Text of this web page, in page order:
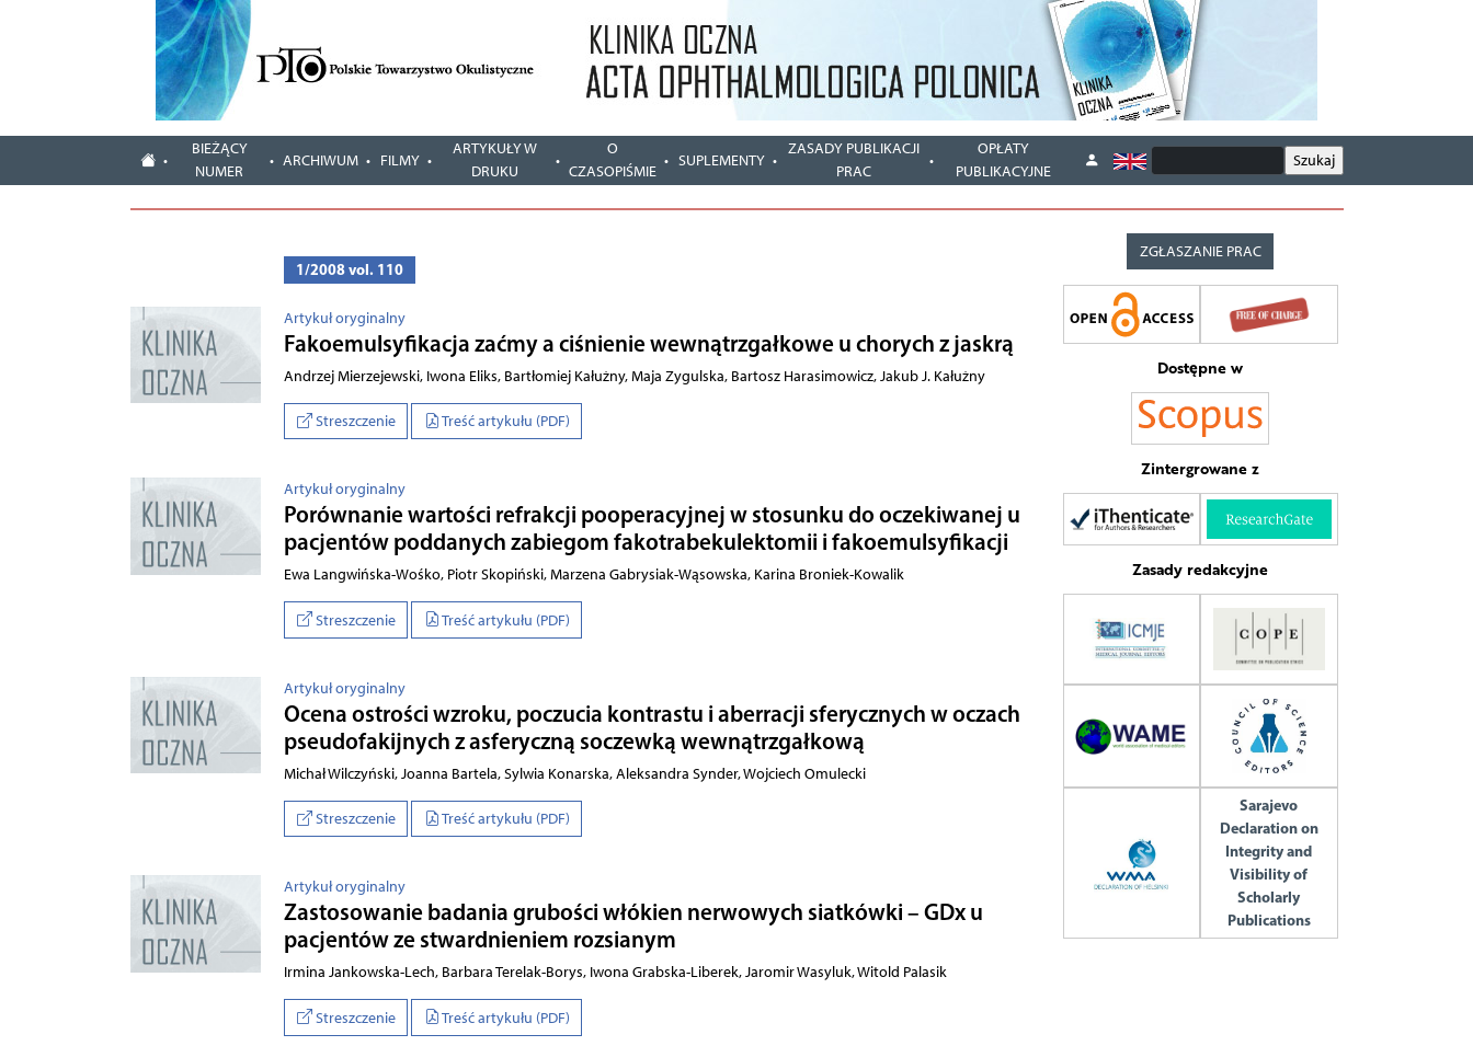
BIEŻĄCY
NUMER
ARCHIWUM FILMY
ARTYKUŁY W
DRUKU
O
CZASOPIŚMIE
SUPLEMENTY
ZASADY PUBLIKACJI
PRAC
OPŁATY
PUBLIKACYJNE
1/2008 vol. 110
Artykuł oryginalny
Fakoemulsyfikacja zaćmy a ciśnienie wewnątrzgałkowe u chorych z jaskrą
Andrzej Mierzejewski, Iwona Eliks, Bartłomiej Kałużny, Maja Zygulska, Bartosz Harasimowicz, Jakub J. Kałużny
Streszczenie Treść artykułu (PDF)
Artykuł oryginalny
Porównanie wartości refrakcji pooperacyjnej w stosunku do oczekiwanej u
pacjentów poddanych zabiegom fakotrabekulektomii i fakoemulsyfikacji
Ewa Langwińska-Wośko, Piotr Skopiński, Marzena Gabrysiak-Wąsowska, Karina Broniek-Kowalik
Streszczenie Treść artykułu (PDF)
Artykuł oryginalny
Ocena ostrości wzroku, poczucia kontrastu i aberracji sferycznych w oczach
pseudofakijnych z asferyczną soczewką wewnątrzgałkową
Michał Wilczyński, Joanna Bartela, Sylwia Konarska, Aleksandra Synder, Wojciech Omulecki
Streszczenie Treść artykułu (PDF)
Artykuł oryginalny
Zastosowanie badania grubości włókien nerwowych siatkówki – GDx u
pacjentów ze stwardnieniem rozsianym
Irmina Jankowska-Lech, Barbara Terelak-Borys, Iwona Grabska-Liberek, Jaromir Wasyluk, Witold Palasik
Streszczenie Treść artykułu (PDF)
ZGŁASZANIE PRAC
Dostępne w
Zintergrowane z
Zasady redakcyjne
Sarajevo
Declaration on
Integrity and
Visibility of
Scholarly
Publications